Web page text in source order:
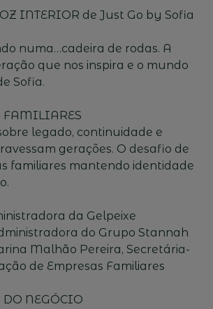
INTERIOR de Just Go by Sofia
numa…cadeira de rodas. A
que nos inspira e o mundo
Sofia.
FAMILIARES
legado, continuidade e
gerações. O desafio de
familiares mantendo identidade
da Gelpeixe
do Grupo Stannah
Malhão Pereira, Secretária-
de Empresas Familiares
DO NEGÓCIO